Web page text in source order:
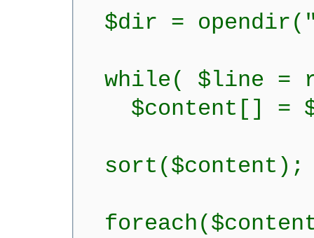
$dir =
while( $line =
$content[] =
sort($content);